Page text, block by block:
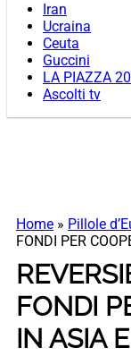
Iran
Ucraina
Ceuta
Guccini
LA PIAZZA
Ascolti tv
Home » Pillole
FONDI PER
FONDI
IN ASIA